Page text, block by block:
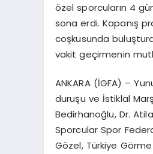
özel sporcuların 4
sona erdi. Kapanış
coşkusunda
vakit geçirmenin
ANKARA (İGFA) –
duruşu ve İstiklal
Bedirhanoğlu, Dr.
Sporcular Spor
Gözel, Türkiye